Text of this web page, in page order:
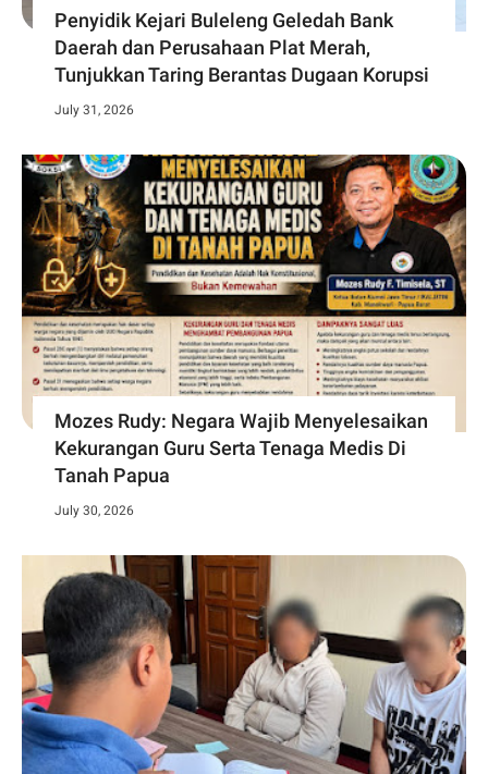
Penyidik Kejari Buleleng Geledah Bank
Daerah dan Perusahaan Plat Merah,
Tunjukkan Taring Berantas Dugaan Korupsi
July 31, 2026
Mozes Rudy: Negara Wajib Menyelesaikan
Kekurangan Guru Serta Tenaga Medis Di
Tanah Papua
July 30, 2026